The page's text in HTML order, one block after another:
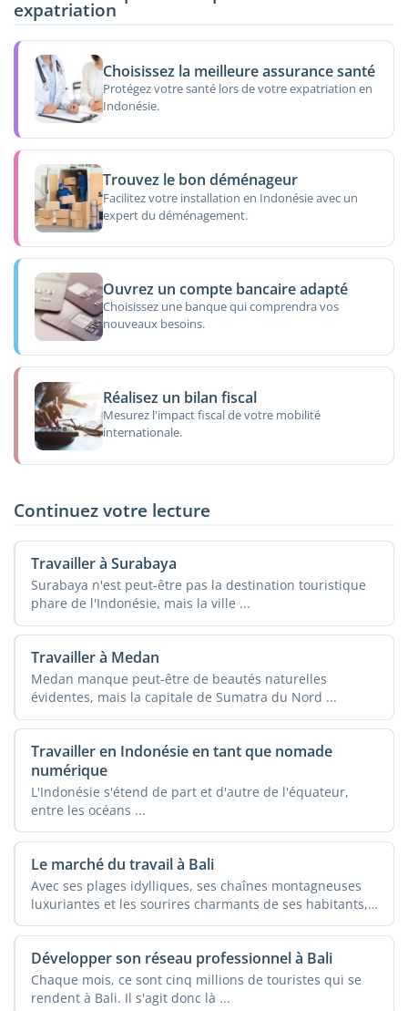
expatriation
Choisissez la meilleure assurance santé
Protégez votre santé lors de votre expatriation en
Indonésie.
Trouvez le bon déménageur
Facilitez votre installation en Indonésie avec un
expert du déménagement.
Ouvrez un compte bancaire adapté
Choisissez une banque qui comprendra vos
nouveaux besoins.
Réalisez un bilan fiscal
Mesurez l'impact fiscal de votre mobilité
internationale.
Continuez votre lecture
Travailler à Surabaya
Surabaya n'est peut-être pas la destination touristique
phare de l'Indonésie, mais la ville ...
Travailler à Medan
Medan manque peut-être de beautés naturelles
évidentes, mais la capitale de Sumatra du Nord ...
Travailler en Indonésie en tant que nomade
numérique
L'Indonésie s'étend de part et d'autre de l'équateur,
entre les océans ...
Le marché du travail à Bali
Avec ses plages idylliques, ses chaînes montagneuses
luxuriantes et les sourires charmants de ses habitants,
...
Développer son réseau professionnel à Bali
Chaque mois, ce sont cinq millions de touristes qui se
rendent à Bali. Il s'agit donc là ...